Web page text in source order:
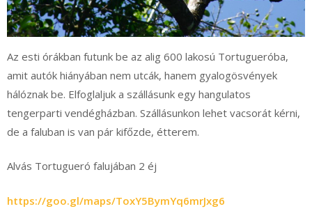
Az esti órákban futunk be az alig 600 lakosú Tortugueróba,
amit autók hiányában nem utcák, hanem gyalogösvények
hálóznak be. Elfoglaljuk a szállásunk egy hangulatos
tengerparti vendégházban. Szállásunkon lehet vacsorát kérni,
de a faluban is van pár kifőzde, étterem.
Alvás Tortugueró falujában 2 éj
https://goo.gl/maps/ToxY5BymYq6mrJxg6